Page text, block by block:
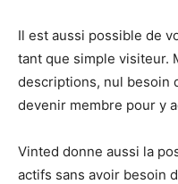
Il est aussi possible de
tant que simple visiteur.
descriptions, nul besoin
devenir membre pour y
Vinted donne aussi la
actifs sans avoir besoin